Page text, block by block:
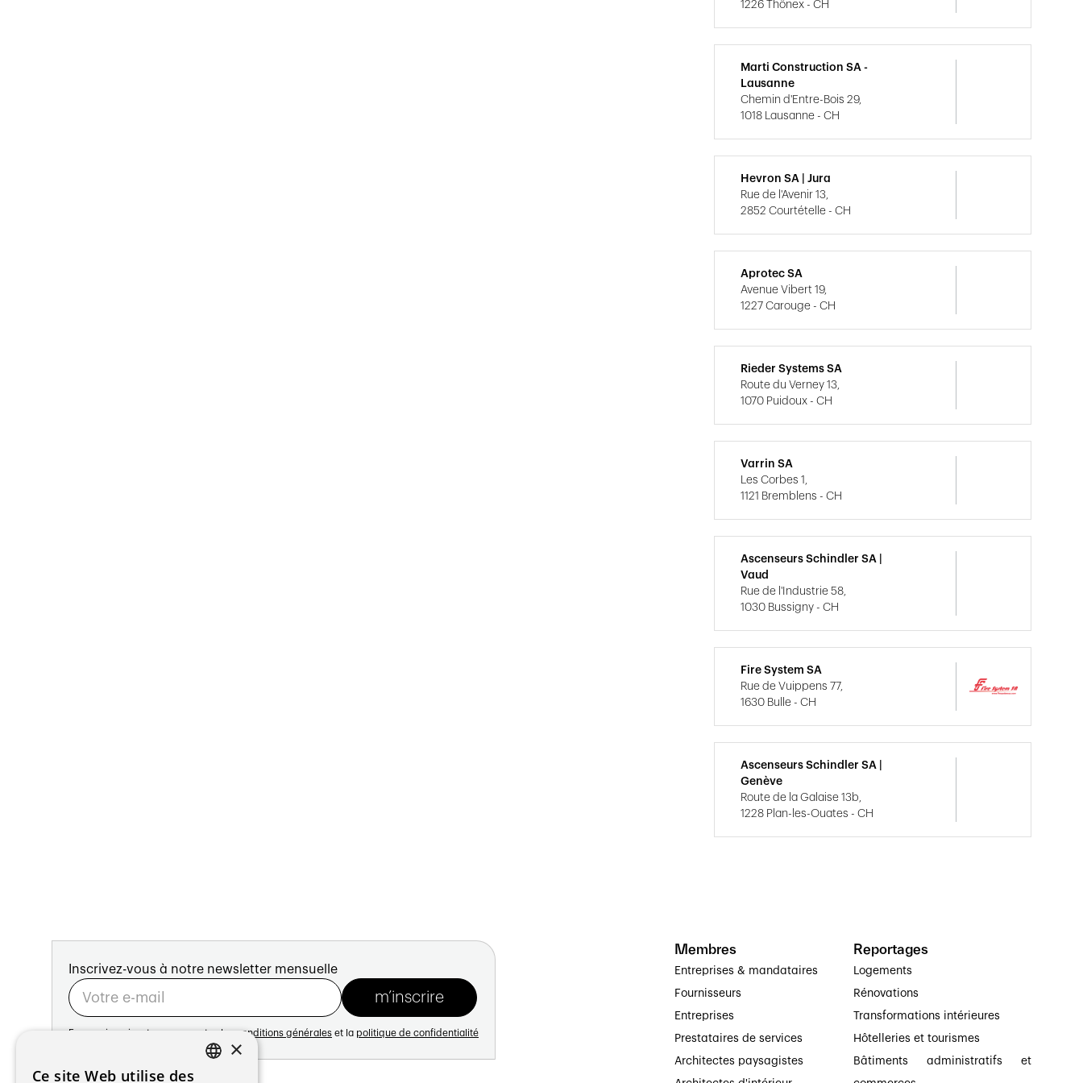
1226 Thônex - CH
Marti Construction SA -
Lausanne
Chemin d'Entre-Bois 29,
1018 Lausanne - CH
Hevron SA | Jura
Rue de l'Avenir 13,
2852 Courtételle - CH
Aprotec SA
Avenue Vibert 19,
1227 Carouge - CH
Rieder Systems SA
Route du Verney 13,
1070 Puidoux - CH
Varrin SA
Les Corbes 1,
1121 Bremblens - CH
Ascenseurs Schindler SA |
Vaud
Rue de l'Industrie 58,
1030 Bussigny - CH
Fire System SA
Rue de Vuippens 77,
1630 Bulle - CH
Ascenseurs Schindler SA |
Genève
Route de la Galaise 13b,
1228 Plan-les-Ouates - CH
Inscrivez-vous à notre newsletter mensuelle
En vous inscrivant vous acceptez les conditions générales et la politique de confidentialité
Adresse:
Membres
Entreprises & mandataires
Fournisseurs
Entreprises
Prestataires de services
Architectes paysagistes
Reportages
Logements
Rénovations
Transformations intérieures
Hôtelleries et tourismes
Bâtiments administratifs et
×
Ce site Web utilise des